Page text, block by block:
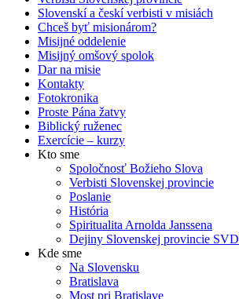
Slovenskí a českí verbisti v misiách
Chceš byť misionárom?
Misijné oddelenie
Misijný omšový spolok
Dar na misie
Kontakty
Fotokronika
Proste Pána žatvy
Biblický ruženec
Exercície – kurzy
Kto sme
Spoločnosť Božieho Slova
Verbisti Slovenskej provincie
Poslanie
História
Spiritualita Arnolda Janssena
Dejiny Slovenskej provincie SVD
Kde sme
Na Slovensku
Bratislava
Most pri Bratislave